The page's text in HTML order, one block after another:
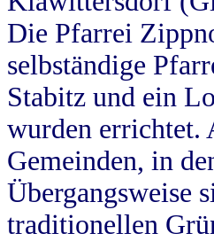
Die Pfarrei
selbständige
Stabitz und ein
wurden errichtet.
Gemeinden, in
Übergangsweise
traditionellen